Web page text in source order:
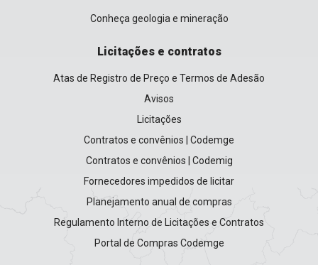
Conheça geologia e mineração
Licitações e contratos
Atas de Registro de Preço e Termos de Adesão
Avisos
Licitações
Contratos e convênios | Codemge
Contratos e convênios | Codemig
Fornecedores impedidos de licitar
Planejamento anual de compras
Regulamento Interno de Licitações e Contratos
Portal de Compras Codemge